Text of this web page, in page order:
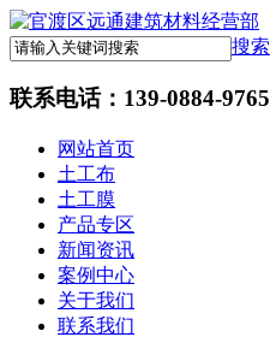
搜索
联系电话： 139-0884-9765
网站首页
土工布
土工膜
产品专区
新闻资讯
案例中心
关于我们
联系我们